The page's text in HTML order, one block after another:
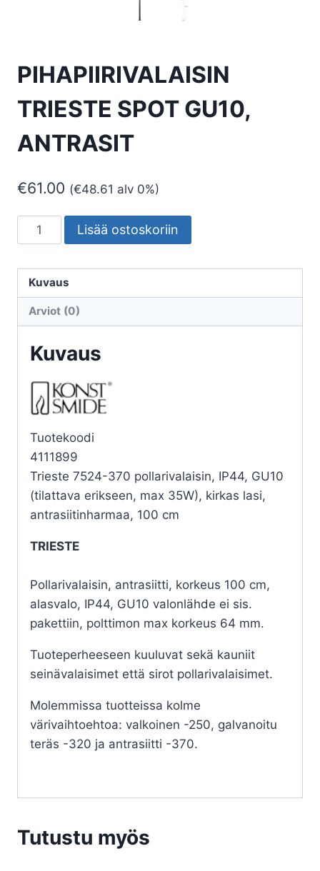
PIHAPIIRIVALAISIN
TRIESTE SPOT GU10,
ANTRASIT
€61.00 (€48.61 alv 0%)
PIHAPIIRIVALAISIN
TRIESTE
GU10,
ANTRASIT
Lisää ostoskoriin
Kuvaus
Arviot (0)
Kuvaus
Tuotekoodi
4111899
Trieste 7524-370 pollarivalaisin, IP44, GU10
(tilattava erikseen, max 35W), kirkas lasi,
antrasiitinharmaa, 100 cm
TRIESTE
Pollarivalaisin, antrasiitti, korkeus 100 cm,
alasvalo, IP44, GU10 valonlähde ei sis.
pakettiin, polttimon max korkeus 64 mm.
Tuoteperheeseen kuuluvat sekä kauniit
seinävalaisimet että sirot pollarivalaisimet.
Molemmissa tuotteissa kolme
värivaihtoehtoa: valkoinen -250, galvanoitu
teräs -320 ja antrasiitti -370.
Tutustu myös